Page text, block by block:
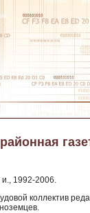
1992-2006.
коллектив